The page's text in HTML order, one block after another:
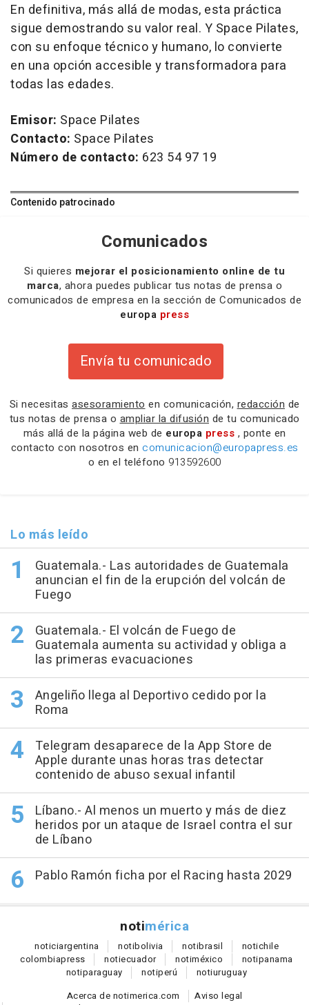
En definitiva, más allá de modas, esta práctica
sigue demostrando su valor real. Y Space Pilates,
con su enfoque técnico y humano, lo convierte
en una opción accesible y transformadora para
todas las edades.
Emisor: Space Pilates
Contacto: Space Pilates
Número de contacto: 623 54 97 19
Contenido patrocinado
Comunicados
Si quieres mejorar el posicionamiento online de tu
marca, ahora puedes publicar tus notas de prensa o
comunicados de empresa en la sección de Comunicados de
europa press
Envía tu comunicado
Si necesitas asesoramiento en comunicación, redacción de
tus notas de prensa o ampliar la difusión de tu comunicado
más allá de la página web de europa press , ponte en
contacto con nosotros en comunicacion@europapress.es
o en el teléfono 913592600
Lo más leído
Guatemala.- Las autoridades de Guatemala
anuncian el fin de la erupción del volcán de
Fuego
Guatemala.- El volcán de Fuego de
Guatemala aumenta su actividad y obliga a
las primeras evacuaciones
Angeliño llega al Deportivo cedido por la
Roma
Telegram desaparece de la App Store de
Apple durante unas horas tras detectar
contenido de abuso sexual infantil
Líbano.- Al menos un muerto y más de diez
heridos por un ataque de Israel contra el sur
de Líbano
Pablo Ramón ficha por el Racing hasta 2029
notimérica
noticiargentina notibolivia notibrasil notichile
colombiapress notiecuador notiméxico notipanama
notiparaguay notiperú notiuruguay
Acerca de notimerica.com
Aviso legal